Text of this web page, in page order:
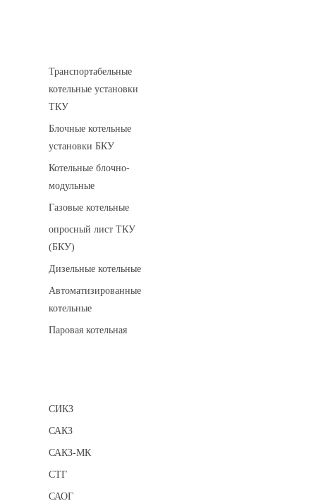
Транспортабельные
котельные установки
ТКУ
Блочные котельные
установки БКУ
Котельные блочно-
модульные
Газовые котельные
опросный лист ТКУ
(БКУ)
Дизельные котельные
Автоматизированные
котельные
Паровая котельная
СИКЗ
САКЗ
САКЗ-МК
СТГ
САОГ